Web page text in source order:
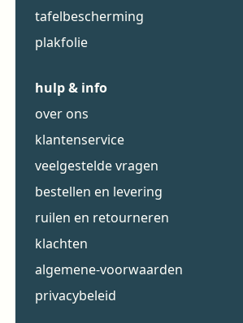
tafelbescherming
plakfolie
hulp & info
over ons
klantenservice
veelgestelde vragen
bestellen en levering
ruilen en retourneren
klachten
algemene-voorwaarden
privacybeleid